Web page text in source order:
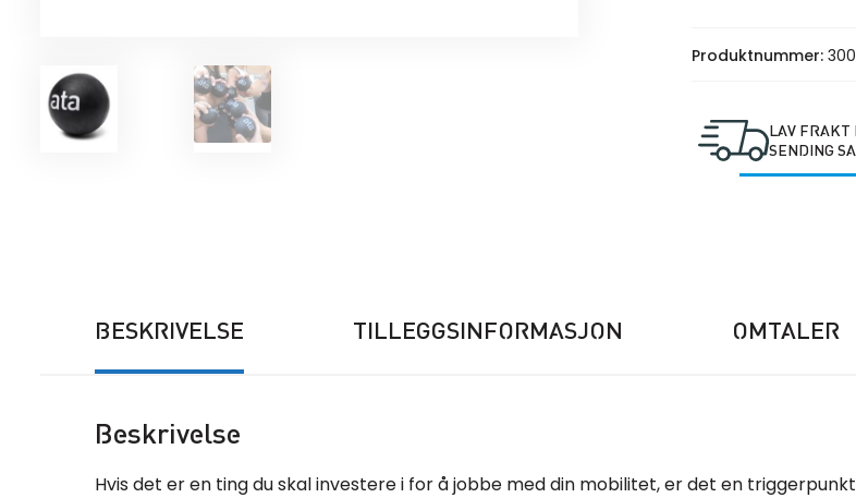
Produktnummer:
LAV FRAKT
SENDING
BESKRIVELSE TILLEGGSINFORMASJON OMTALER
Beskrivelse
Hvis det er en ting du skal investere i for å jobbe med din mobilitet, er det en